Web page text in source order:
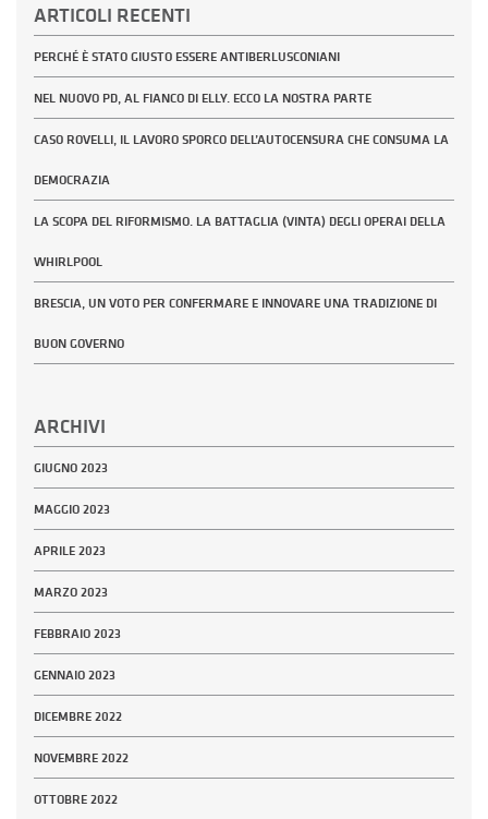
ARTICOLI RECENTI
PERCHÉ È STATO GIUSTO ESSERE ANTIBERLUSCONIANI
NEL NUOVO PD, AL FIANCO DI ELLY. ECCO LA NOSTRA PARTE
CASO ROVELLI, IL LAVORO SPORCO DELL’AUTOCENSURA CHE CONSUMA LA
DEMOCRAZIA
LA SCOPA DEL RIFORMISMO. LA BATTAGLIA (VINTA) DEGLI OPERAI DELLA
WHIRLPOOL
BRESCIA, UN VOTO PER CONFERMARE E INNOVARE UNA TRADIZIONE DI
BUON GOVERNO
ARCHIVI
GIUGNO 2023
MAGGIO 2023
APRILE 2023
MARZO 2023
FEBBRAIO 2023
GENNAIO 2023
DICEMBRE 2022
NOVEMBRE 2022
OTTOBRE 2022